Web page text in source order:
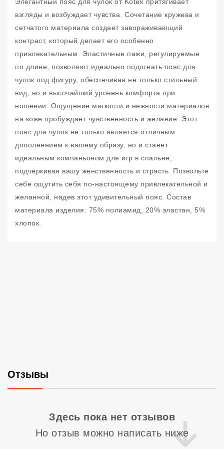
взгляды и возбуждает чувства. Сочетание кружева и
сетчатого материала создает завораживающий
контраст, который делает его особенно
привлекательным. Эластичные пажи, регулируемые
по длине, позволяют идеально подогнать пояс для
чулок под фигуру, обеспечивая не только стильный
вид, но и высочайший уровень комфорта при
ношении. Ощущение мягкости и нежности материалов
на коже пробуждает чувственность и желание. Этот
пояс для чулок не только является отличным
дополнением к вашему образу, но и станет
идеальным компаньоном для игр в спальне,
подчеркивая вашу женственность и страсть. Позвольте
себе ощутить себя по-настоящему привлекательной и
желанной, надев этот удивительный пояс. Состав
материала изделия: 75% полиамид, 20% эластан, 5%
хлопок.
Отзывы
Здесь пока нет отзывов
Но отзыв можно написать ниже